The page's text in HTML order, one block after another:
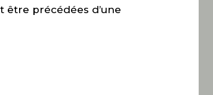
être précédées d’une